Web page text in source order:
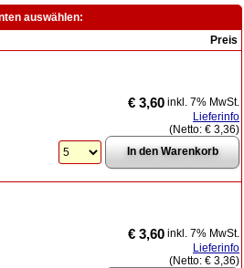
auswählen:
Preis
€ 3,60 inkl. 7% MwSt.
Lieferinfo
(Netto: € 3,36)
€ 3,60 inkl. 7% MwSt.
Lieferinfo
(Netto: € 3,36)